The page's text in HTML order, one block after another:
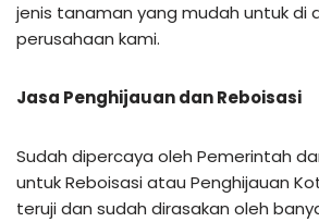
jenis tanaman yang mudah untuk di
perusahaan kami.
Jasa Penghijauan dan Reboisasi
Sudah dipercaya oleh Pemerintah
untuk Reboisasi atau Penghijauan
teruji dan sudah dirasakan oleh